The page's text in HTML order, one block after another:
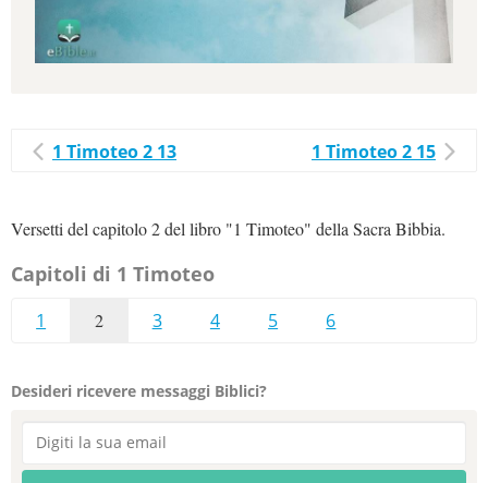
1 Timoteo 2 13 1 Timoteo 2 15
Versetti del capitolo 2 del libro "1 Timoteo" della Sacra Bibbia.
Capitoli di 1 Timoteo
1 2 3 4 5 6
Desideri ricevere messaggi Biblici?